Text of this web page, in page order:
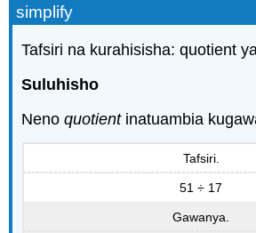
simplify
Tafsiri na kurahisisha: quotient
Suluhisho
Nenoquotientinatuambia
Tafsiri.
51 ÷ 17
Gawanya.